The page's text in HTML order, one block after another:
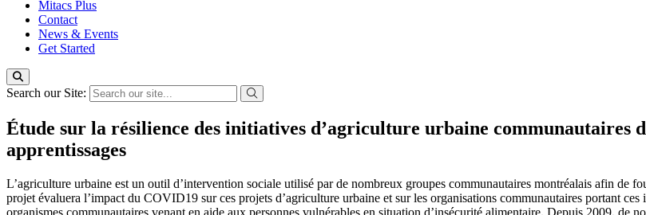
Mitacs Plus
Contact
News & Events
Get Started
Search our Site:
Étude sur la résilience des initiatives d’agriculture urbaine communautaires
apprentissages
L’agriculture urbaine est un outil d’intervention sociale utilisé par de nombreux groupes communautaires montréalais afin de
projet évaluera l’impact du COVID19 sur ces projets d’agriculture urbaine et sur les organisations communautaires portant
organismes communautaires venant en aide aux personnes vulnérables en situation d’insécurité alimentaire. Depuis 2009, de